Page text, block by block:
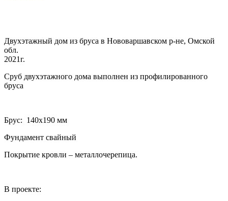
Двухэтажный дом из бруса в Нововаршавском р-не, Омской
обл.
2021г.
Сруб двухэтажного дома выполнен из профилированного
бруса
Брус: 140­х190 мм
Фундамент свайный
Покрытие кровли – металлочерепица.
В проекте: